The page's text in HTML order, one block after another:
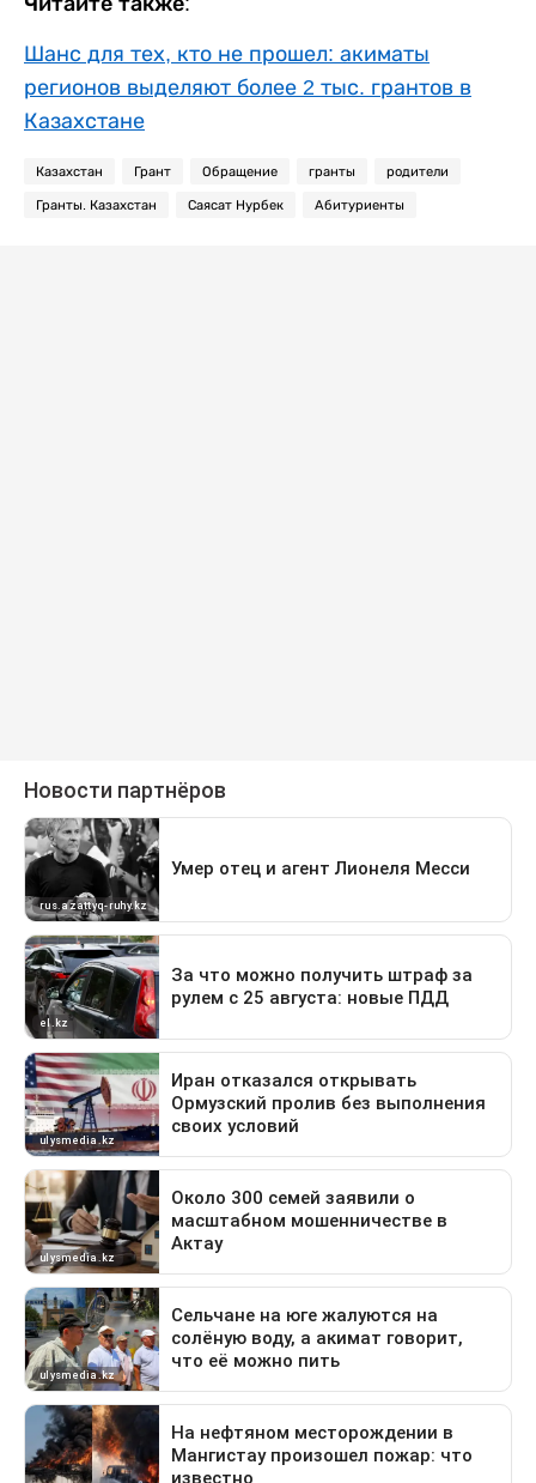
Шанс для тех, кто не прошел: акиматы
регионов выделяют более 2 тыс. грантов в
Казахстане
Казахстан Грант Обращение гранты родители
Гранты. Казахстан Саясат Нурбек Абитуриенты